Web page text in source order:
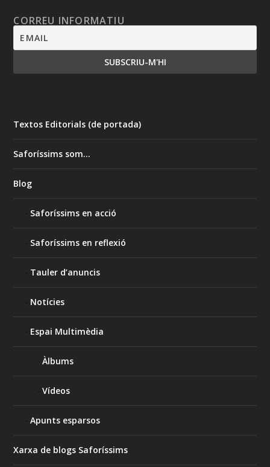
CORREU INFORMATIU
Textos Editorials (de portada)
Saforíssims som…
Blog
Saforíssims en acció
Saforíssims en reflexió
Tauler d’anuncis
Notícies
Espai Multimèdia
Àlbums
Vídeos
Apunts esparsos
Xarxa de blogs Saforíssims